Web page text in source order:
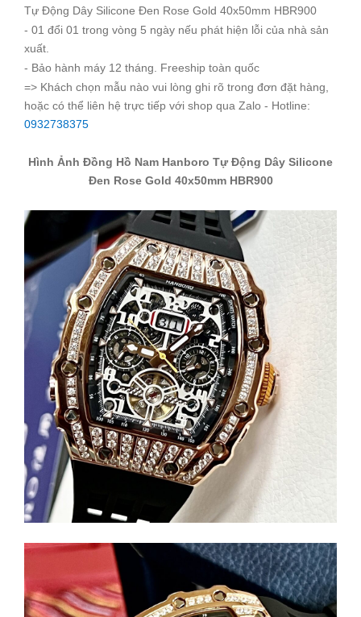
Tự Động Dây Silicone Đen Rose Gold 40x50mm HBR900
- 01 đổi 01 trong vòng 5 ngày nếu phát hiện lỗi của nhà sản
xuất.
- Bảo hành máy 12 tháng. Freeship toàn quốc
=> Khách chọn mẫu nào vui lòng ghi rõ trong đơn đặt hàng,
hoặc có thể liên hệ trực tiếp với shop qua Zalo - Hotline:
0932738375
Hình Ảnh Đồng Hồ Nam Hanboro Tự Động Dây Silicone
Đen Rose Gold 40x50mm HBR900